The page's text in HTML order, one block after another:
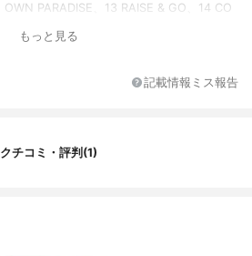
OWN PARADISE、13 RAISE & GO、14 CO
PICY BABE、17 I'M THE HIGHEST、18 MA
もっと見る
記載情報ミス報告
クチコミ・評判(1)